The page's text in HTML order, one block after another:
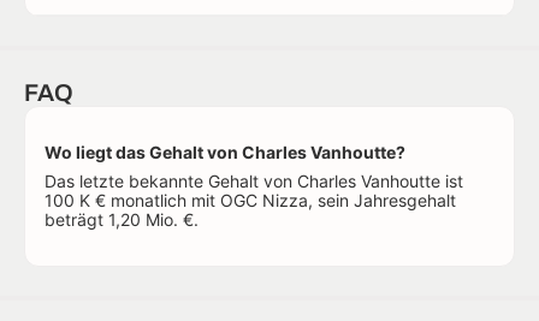
FAQ
Wo liegt das Gehalt von Charles Vanhoutte?
Das letzte bekannte Gehalt von Charles Vanhoutte ist
100 K € monatlich mit OGC Nizza, sein Jahresgehalt
beträgt 1,20 Mio. €.